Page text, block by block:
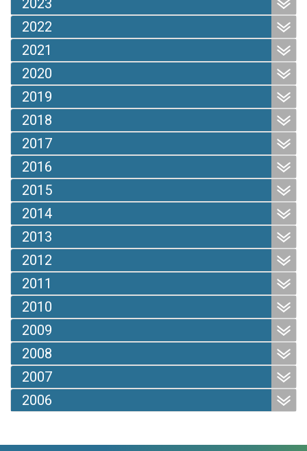
2023
2022
2021
2020
2019
2018
2017
2016
2015
2014
2013
2012
2011
2010
2009
2008
2007
2006